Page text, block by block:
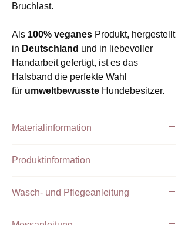
Bruchlast.
Als 100% veganes Produkt, hergestellt
in Deutschland und in liebevoller
Handarbeit gefertigt, ist es das
Halsband die perfekte Wahl
für umweltbewusste Hundebesitzer.
Materialinformation
Tau Farbe:Aubergine
Beschläge:
Silber
Produktinformation
Halsung und ist damit nicht zu verstellen.
Die Größen XS, S, L und XL werden mit
Wasch- und Pflegeanleitung